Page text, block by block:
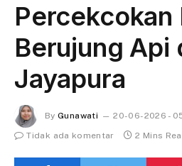
Percekcokan
Berujung Api
Jayapura
By Gunawati
20-06-2026 -
Tidak ada komentar
2 Mins